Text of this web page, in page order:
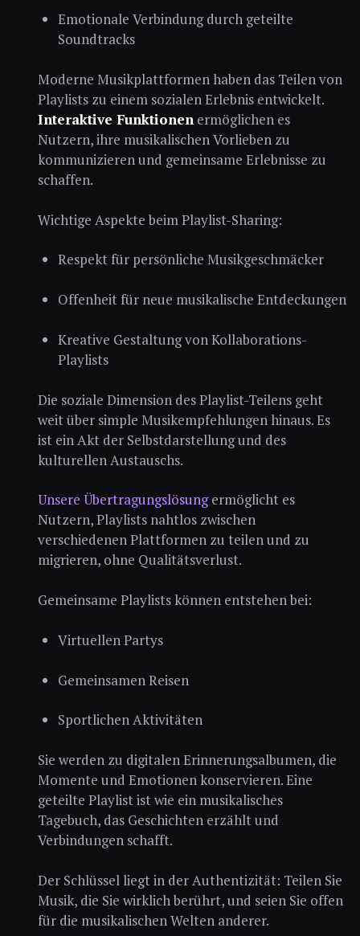
Emotionale Verbindung durch geteilte
Soundtracks
Moderne Musikplattformen haben das Teilen von
Playlists zu einem sozialen Erlebnis entwickelt.
Interaktive Funktionenermöglichen es
Nutzern, ihre musikalischen Vorlieben zu
kommunizieren und gemeinsame Erlebnisse zu
schaffen.
Wichtige Aspekte beim Playlist-Sharing:
Respekt für persönliche Musikgeschmäcker
Offenheit für neue musikalische Entdeckungen
Kreative Gestaltung von Kollaborations-
Playlists
Die soziale Dimension des Playlist-Teilens geht
weit über simple Musikempfehlungen hinaus. Es
ist ein Akt der Selbstdarstellung und des
kulturellen Austauschs.
Unsere Übertragungslösungermöglicht es
Nutzern, Playlists nahtlos zwischen
verschiedenen Plattformen zu teilen und zu
migrieren, ohne Qualitätsverlust.
Gemeinsame Playlists können entstehen bei:
Virtuellen Partys
Gemeinsamen Reisen
Sportlichen Aktivitäten
Sie werden zu digitalen Erinnerungsalbumen, die
Momente und Emotionen konservieren. Eine
geteilte Playlist ist wie ein musikalisches
Tagebuch, das Geschichten erzählt und
Verbindungen schafft.
Der Schlüssel liegt in der Authentizität: Teilen Sie
Musik, die Sie wirklich berührt, und seien Sie offen
für die musikalischen Welten anderer.